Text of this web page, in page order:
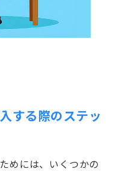
する際のステッ
めには、いくつかの